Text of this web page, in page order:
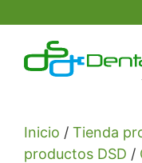
contenido
Inicio / Tienda
productos DSD /